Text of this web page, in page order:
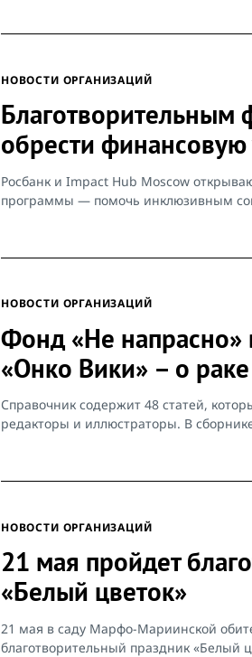
НОВОСТИ ОРГАНИЗАЦИЙ
Благотворительным
обрести финансовую
Росбанк и Impact Hub Moscow
программы — помочь инклюзивным
НОВОСТИ ОРГАНИЗАЦИЙ
Фонд «Не напрасно»
«Онко Вики» – о
Справочник содержит 48 статей,
редакторы и иллюстраторы. В
НОВОСТИ ОРГАНИЗАЦИЙ
21 мая пройдет
«Белый цветок»
21 мая в саду Марфо-Мариинской
благотворительный праздник «Белый